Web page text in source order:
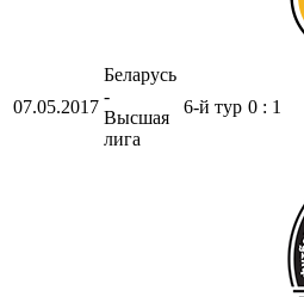
07.05.2017
Беларусь
-
Высшая
лига
6-й тур 0 : 1